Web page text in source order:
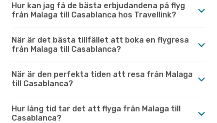
Hur kan jag få de bästa erbjudandena på flyg
från Malaga till Casablanca hos Travellink?
När är det bästa tillfället att boka en flygresa
från Malaga till Casablanca?
När är den perfekta tiden att resa från Malaga
till Casablanca?
Hur lång tid tar det att flyga från Malaga till
Casablanca?